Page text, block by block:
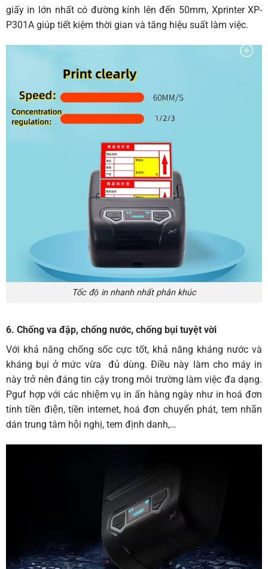
giấy in lớn nhất có đường kính lên đến 50mm, Xprinter XP-
P301A giúp tiết kiệm thời gian và tăng hiệu suất làm việc.
Tốc độ in nhanh nhất phân khúc
6. Chống va đập, chống nước, chống bụi tuyệt vời
Với khả năng chống sốc cực tốt, khả năng kháng nước và
kháng bụi ở mức vừa đủ dùng. Điều này làm cho máy in
này trở nên đáng tin cậy trong môi trường làm việc đa dạng.
Pguf hợp với các nhiệm vụ in ấn hàng ngày như in hoá đơn
tính tiền điện, tiền internet, hoá đơn chuyển phát, tem nhãn
dán trung tâm hội nghị, tem định danh,…